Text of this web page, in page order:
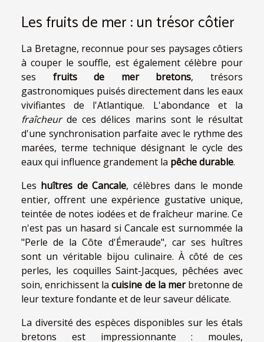
Les fruits de mer : un trésor côtier
La Bretagne, reconnue pour ses paysages côtiers
à couper le souffle, est également célèbre pour
ses fruits de mer bretons, trésors
gastronomiques puisés directement dans les eaux
vivifiantes de l'Atlantique. L'abondance et la
fraîcheurde ces délices marins sont le résultat
d'une synchronisation parfaite avec le rythme des
marées, terme technique désignant le cycle des
eaux qui influence grandement la pêche durable.
Les huîtres de Cancale, célèbres dans le monde
entier, offrent une expérience gustative unique,
teintée de notes iodées et de fraîcheur marine. Ce
n'est pas un hasard si Cancale est surnommée la
"Perle de la Côte d'Émeraude", car ses huîtres
sont un véritable bijou culinaire. À côté de ces
perles, les coquilles Saint-Jacques, pêchées avec
soin, enrichissent lacuisine de la merbretonne de
leur texture fondante et de leur saveur délicate.
La diversité des espèces disponibles sur les étals
bretons est impressionnante : moules,